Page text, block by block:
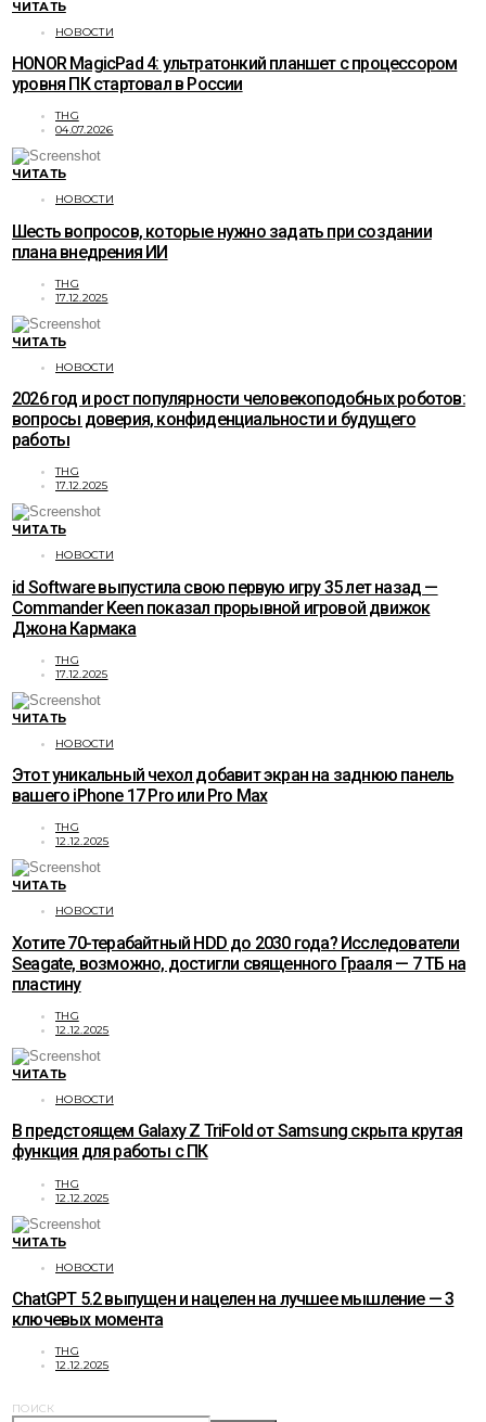
ЧИТАТЬ
НОВОСТИ
HONOR MagicPad 4: ультратонкий планшет с процессором
уровня ПК стартовал в России
THG
04.07.2026
ЧИТАТЬ
НОВОСТИ
Шесть вопросов, которые нужно задать при создании
плана внедрения ИИ
THG
17.12.2025
ЧИТАТЬ
НОВОСТИ
2026 год и рост популярности человекоподобных роботов:
вопросы доверия, конфиденциальности и будущего
работы
THG
17.12.2025
ЧИТАТЬ
НОВОСТИ
id Software выпустила свою первую игру 35 лет назад —
Commander Keen показал прорывной игровой движок
Джона Кармака
THG
17.12.2025
ЧИТАТЬ
НОВОСТИ
Этот уникальный чехол добавит экран на заднюю панель
вашего iPhone 17 Pro или Pro Max
THG
12.12.2025
ЧИТАТЬ
НОВОСТИ
Хотите 70-терабайтный HDD до 2030 года? Исследователи
Seagate, возможно, достигли священного Грааля — 7 ТБ на
пластину
THG
12.12.2025
ЧИТАТЬ
НОВОСТИ
В предстоящем Galaxy Z TriFold от Samsung скрыта крутая
функция для работы с ПК
THG
12.12.2025
ЧИТАТЬ
НОВОСТИ
ChatGPT 5.2 выпущен и нацелен на лучшее мышление — 3
ключевых момента
THG
12.12.2025
ПОИСК